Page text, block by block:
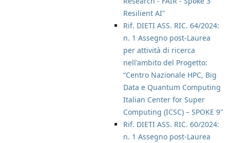
Resilient AI"
Rif. DIETI ASS. RIC. 64/2024:
n. 1 Assegno post-Laurea
per attività di ricerca
nell'ambito del Progetto:
“Centro Nazionale HPC, Big
Data e Quantum Computing
Italian Center for Super
Computing (ICSC) – SPOKE 9"
Rif. DIETI ASS. RIC. 60/2024:
n. 1 Assegno post-Laurea